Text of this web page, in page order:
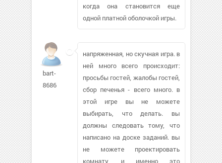
когда она становится еще
одной платной оболочкой игры.
bart-
8686
напряженная, но скучная игра. в
ней много всего происходит:
просьбы гостей, жалобы гостей,
сбор печенья - всего много. в
этой игре вы не можете
выбирать, что делать. вы
должны следовать тому, что
написано на доске заданий. вы
не можете проектировать
комнату, и именно это